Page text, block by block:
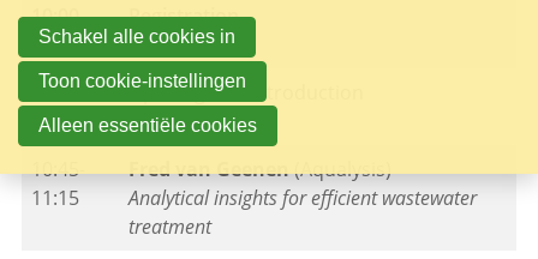
naar
het
menu
10:00-
10:30
Registration
10:30-
10:45
Opening and introduction
10:45-
11:15
Fred van Geenen(Aqualysis)
Analytical insights for efficient wastewater
treatment
Schakel alle cookies in
Toon cookie-instellingen
Alleen essentiële cookies